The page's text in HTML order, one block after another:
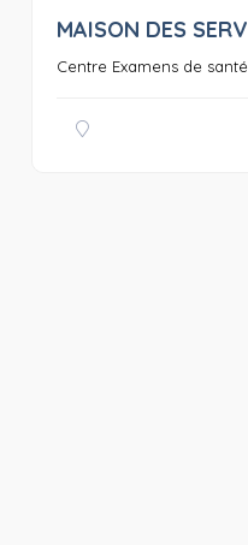
MAISON DES
Centre Examens de